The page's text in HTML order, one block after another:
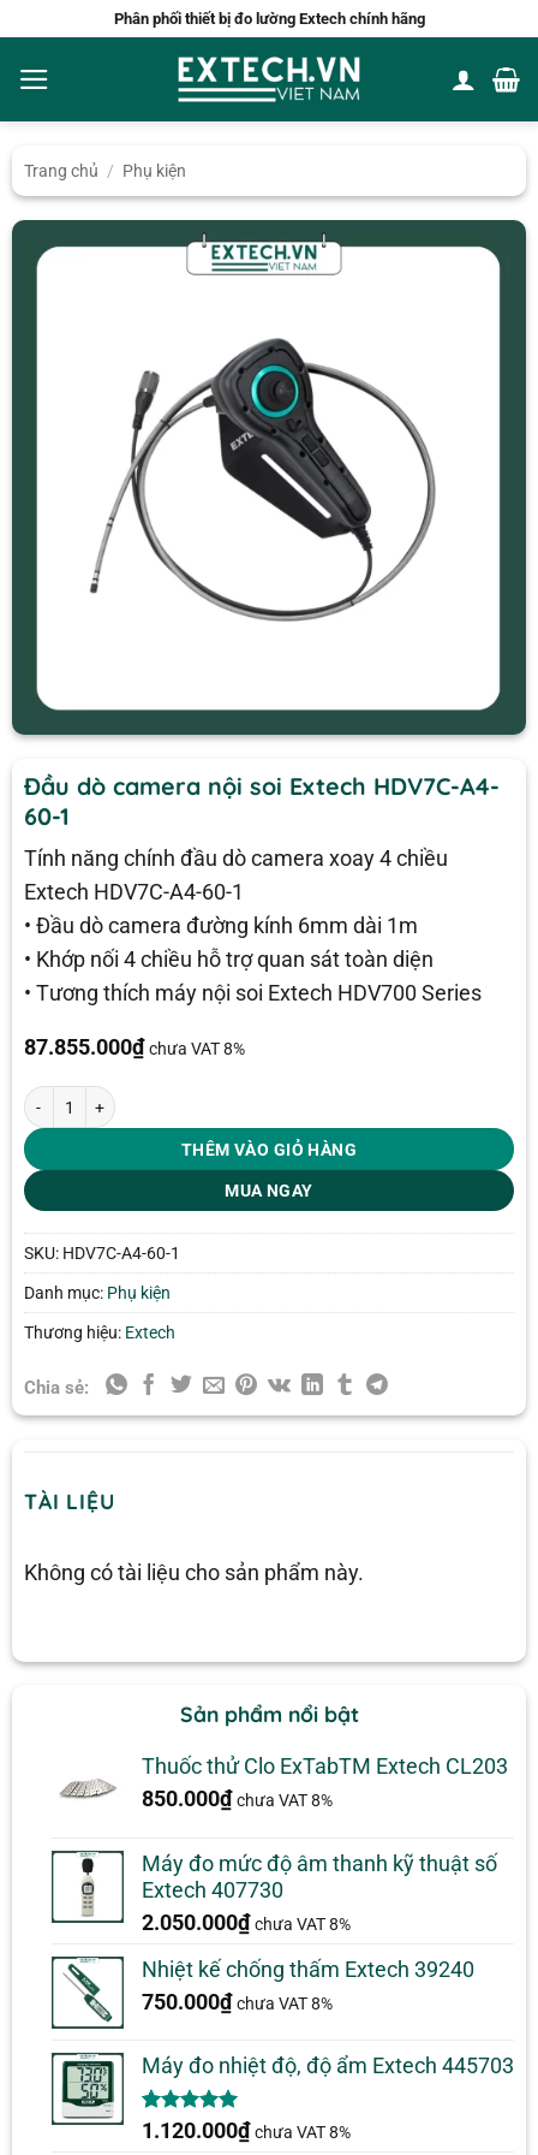
nội
dung
Phân phối thiết bị đo lường Extech chính hãng
Trang chủ / Phụ kiện
Đầu dò camera nội soi Extech HDV7C-A4-
60-1
Tính năng chính đầu dò camera xoay 4 chiều
Extech HDV7C-A4-60-1
• Đầu dò camera đường kính 6mm dài 1m
• Khớp nối 4 chiều hỗ trợ quan sát toàn diện
• Tương thích máy nội soi Extech HDV700 Series
87.855.000₫ chưa VAT 8%
Đầu dò camera nội soi Extech HDV7C-A4-60-1 số lượng
THÊM VÀO GIỎ HÀNG
MUA NGAY
SKU: HDV7C-A4-60-1
Danh mục: Phụ kiện
Thương hiệu: Extech
Chia sẻ:
TÀI LIỆU
Không có tài liệu cho sản phẩm này.
Sản phẩm nổi bật
Thuốc thử Clo ExTabTM Extech CL203
850.000₫ chưa VAT 8%
Máy đo mức độ âm thanh kỹ thuật số
Extech 407730
2.050.000₫ chưa VAT 8%
Nhiệt kế chống thấm Extech 39240
750.000₫ chưa VAT 8%
Máy đo nhiệt độ, độ ẩm Extech 445703
5.00trên 5
1
1.120.000₫ chưa VAT 8%